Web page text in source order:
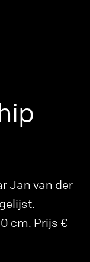
Jan van der
cm. Prijs €